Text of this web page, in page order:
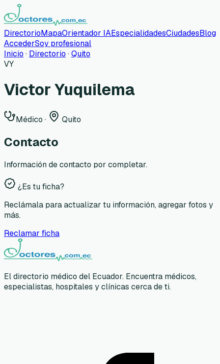
DirectorioMapaOrientador IAEspecialidadesCiudadesBlog
AccederSoy profesional
Inicio · Directorio ·Quito
VY
Victor Yuquilema
Médico · Quito
Contacto
Información de contacto por completar.
¿Es tu ficha?
Reclámala para actualizar tu información, agregar fotos y
más.
Reclamar ficha
El directorio médico del Ecuador. Encuentra médicos,
especialistas, hospitales y clínicas cerca de ti.